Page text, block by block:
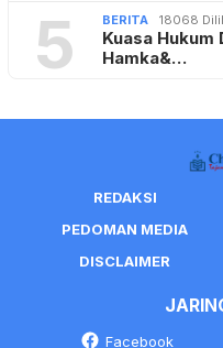
5 BERITA 18068
Kuasa Hukum
Hamka&…
REDAKSI
PEDOMAN MEDIA
DISCLAIMER
Facebook